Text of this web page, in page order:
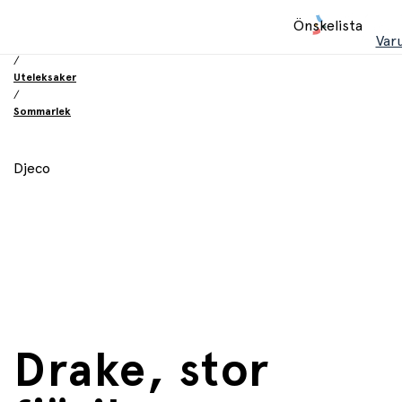
Önskelista
/
Uteleksaker
/
Sommarlek
Djeco
Drake, stor